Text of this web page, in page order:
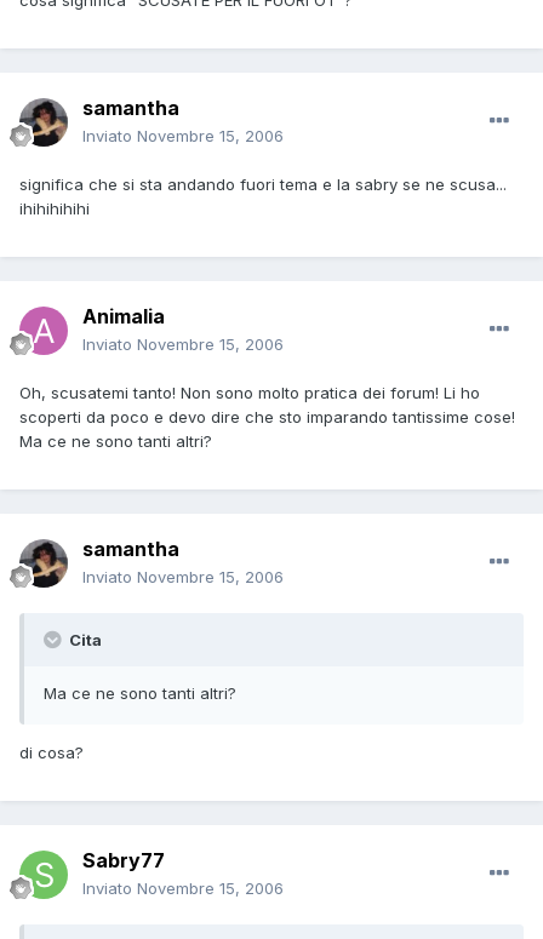
samantha
Inviato Novembre 15, 2006
significa che si sta andando fuori tema e la sabry se ne scusa...
ihihihihihi
Animalia
Inviato Novembre 15, 2006
Oh, scusatemi tanto! Non sono molto pratica dei forum! Li ho
scoperti da poco e devo dire che sto imparando tantissime cose!
Ma ce ne sono tanti altri?
samantha
Inviato Novembre 15, 2006
Cita
Ma ce ne sono tanti altri?
di cosa?
Sabry77
Inviato Novembre 15, 2006